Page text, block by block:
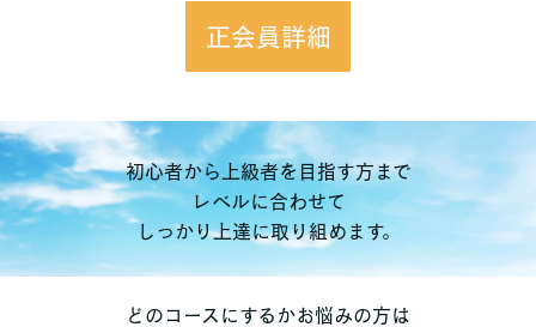
正会員詳細
初心者から上級者を目指す方まで
レベルに合わせて
しっかり上達に取り組めます。
どのコースにするかお悩みの方は